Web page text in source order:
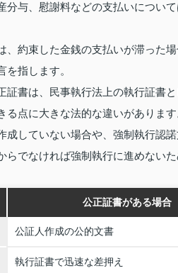
分与、慰謝料などの支払いについ
、約束した金銭の支払いが滞った
を指します。
証書は、民事執行法上の執行証書
る点に大きな法的な違いがあります
成していない場合や、強制執行認
らでなければ強制執行に進めない
公正証書がある場合
公証人作成の公的文書
執行証書で迅速な差押え